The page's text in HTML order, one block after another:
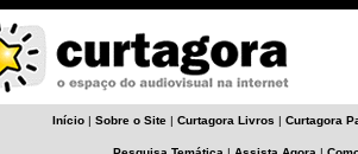
Início | Sobre o Site | Curtagora Livros | Curtagora